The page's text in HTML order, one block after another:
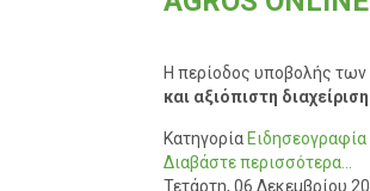
Η περίοδος υποβολής των
και αξιόπιστη
Κατηγορία Ειδησεογραφία
Διαβάστε περισσότερα...
Τετάρτη, 06 Δεκεμβρίου